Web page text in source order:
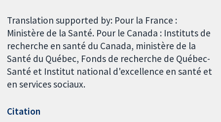
Translation supported by: Pour la France :
Ministère de la Santé. Pour le Canada : Instituts de
recherche en santé du Canada, ministère de la
Santé du Québec, Fonds de recherche de Québec-
Santé et Institut national d'excellence en santé et
en services sociaux.
Citation